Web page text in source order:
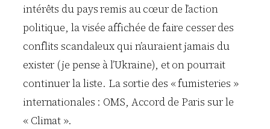
intérêts du pays remis au cœur de l’action
politique, la visée affichée de faire cesser des
conflits scandaleux qui n’auraient jamais du
exister (je pense à l’Ukraine), et on pourrait
continuer la liste. La sortie des « fumisteries »
internationales : OMS, Accord de Paris sur le
« Climat ».